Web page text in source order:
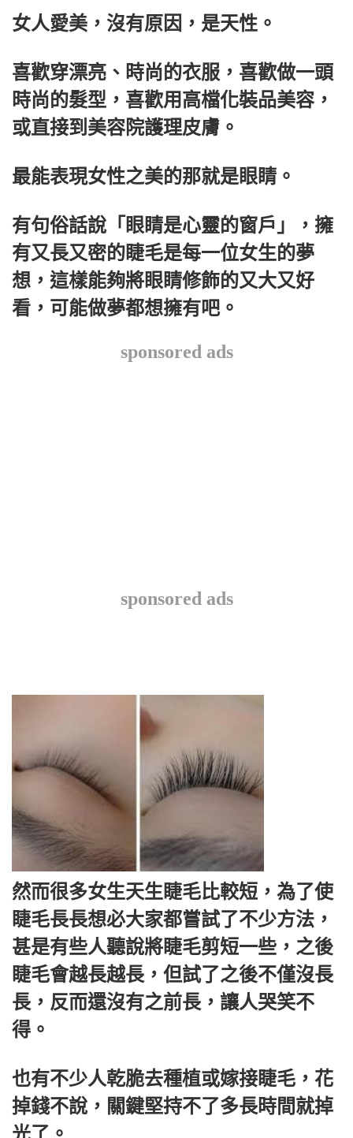
女人愛美，沒有原因，是天性。
喜歡穿漂亮、時尚的衣服，喜歡做一頭
時尚的髮型，喜歡用高檔化裝品美容，
或直接到美容院護理皮膚。
最能表現女性之美的那就是眼睛。
有句俗話說「眼睛是心靈的窗戶」，擁
有又長又密的睫毛是每一位女生的夢
想，這樣能夠將眼睛修飾的又大又好
看，可能做夢都想擁有吧。
sponsored ads
sponsored ads
然而很多女生天生睫毛比較短，為了使
睫毛長長想必大家都嘗試了不少方法，
甚是有些人聽說將睫毛剪短一些，之後
睫毛會越長越長，但試了之後不僅沒長
長，反而還沒有之前長，讓人哭笑不
得。
也有不少人乾脆去種植或嫁接睫毛，花
掉錢不說，關鍵堅持不了多長時間就掉